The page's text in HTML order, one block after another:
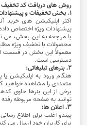
روش ‌های دریافت کد تخفیف
1. بخش تخفیفات و پیشنهادات ویژه:
اکثر اپلیکیشن‌ های خرید
پیشنهادات ویژه اختصاص
با مراجعه به این بخش، می
محصولات با تخفیف ویژه
معمولاً این بخش در قسمت
دسترسی است.
2. بنرهای تبلیغاتی:
هنگام ورود به اپلیکیشن
متعددی را مشاهده خواهید
برخی از این بنرها حاوی
‌توانید به صفحه مربوطه
3. اعلان‌ ها:
پیندو اغلب برای اطلاع
برای کاربران خود ارسال می